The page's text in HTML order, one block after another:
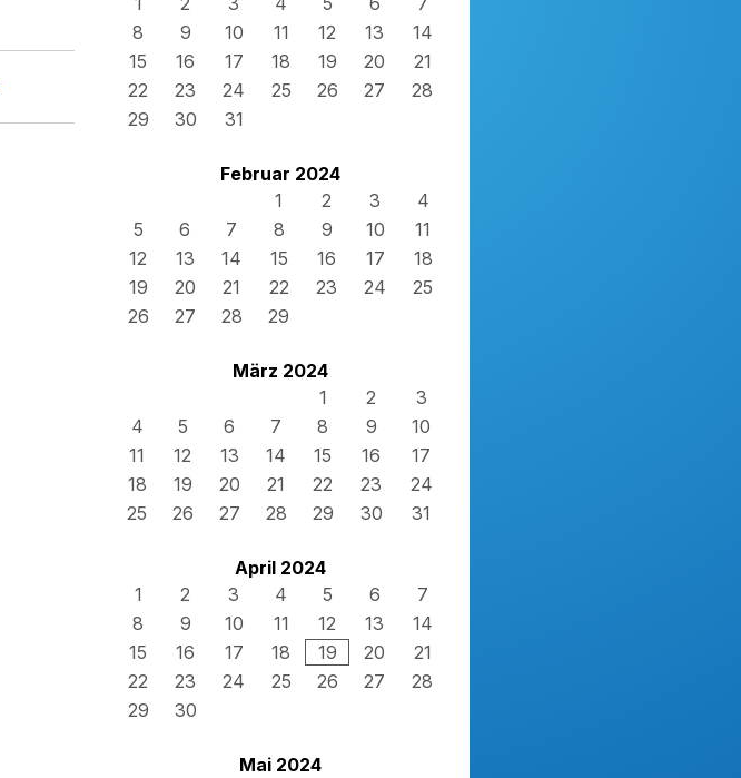
8
9 10 11 12 13
14
15
16 17 18 19 20
21
22
23 24 25 26 27
28
29
30 31
Februar 2024
1
2 3
4
5
6 7 8 9 10
11
12
13 14 15 16 17
18
19
20 21 22 23 24
25
26
27 28 29
März 2024
1
2
3
4
5 6 7 8 9
10
11
12 13 14 15 16
17
18
19 20 21 22 23
24
25
26 27 28 29 30 31
April 2024
1
2 3 4 5 6
7
8
9 10 11 12 13
14
15
16 17 18 19 20
21
22
23 24 25 26 27
28
29
30
Mai 2024